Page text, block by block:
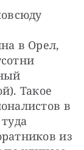
в Орел,
Такое
в
из